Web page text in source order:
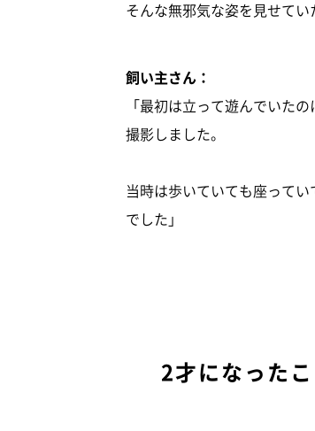
そんな無邪気な姿を見せて
飼い主さん：
「最初は立って遊んでいた
撮影しました。
当時は歩いていても座って
でした」
2才になった